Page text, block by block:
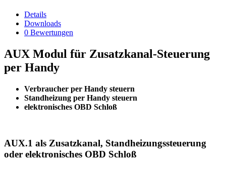
Details
Downloads
0 Bewertungen
AUX Modul für Zusatzkanal-Steuerung
per Handy
Verbraucher per Handy steuern
Standheizung per Handy steuern
elektronisches OBD Schloß
AUX.1 als Zusatzkanal, Standheizungssteuerung
oder elektronisches OBD Schloß